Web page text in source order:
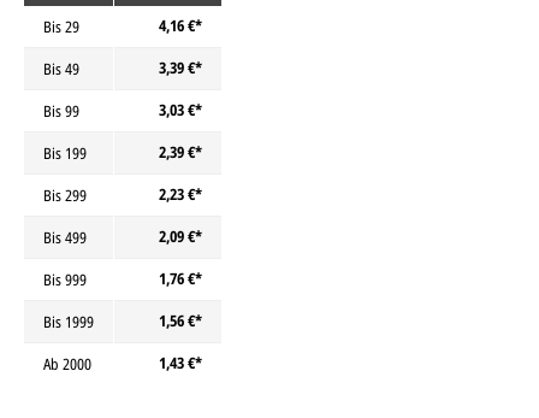
Bis29
4,16 €*
Bis49
3,39 €*
Bis99
3,03 €*
Bis 199
2,39 €*
Bis299
2,23 €*
Bis499
2,09 €*
Bis999
1,76 €*
Bis 1999
1,56 €*
Ab 2000 1,43 €*